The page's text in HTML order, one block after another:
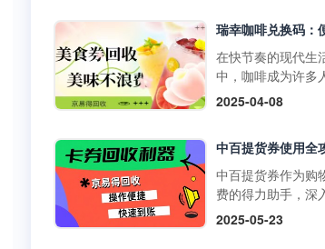
草、酒类、礼品卡
值卡等特殊商品。
大润发购物卡的购
式1. 线上购买：•
发优鲜APP：下载
录后在“我的”页面
卡”，选择面值并
支付。• 第三方平
如淘宝，搜索“大
惠。它不仅可以用
买日常商品，还可
特定活动期间享受
的获取方式1. 线上
APP参与活动，完
定任务即可获得提
券。• 在中百线上
购物满一定金额后
获赠提货券。2. 线
在快节奏的现代生
中，咖啡成为许多
启活力一天或缓解
品，如经典的拿铁
爽的生椰拿铁，以
断推陈出新的季节
据了重要地位。而
2025-04-08
中百提货券作为购
费的得力助手，深
解其使用方法，能
2025-05-23